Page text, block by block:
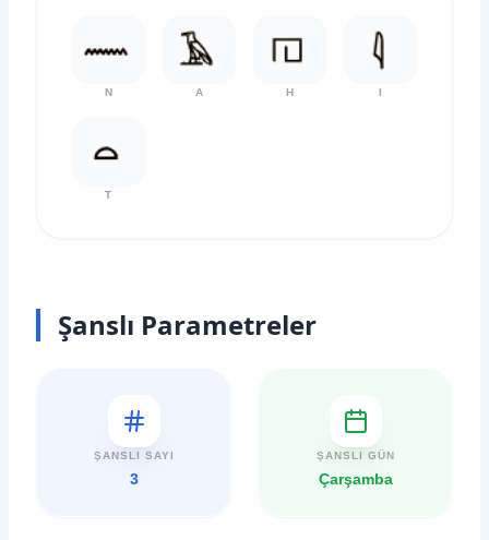
N A H I
T
Şanslı Parametreler
ŞANSLI SAYI
3
ŞANSLI GÜN
Çarşamba